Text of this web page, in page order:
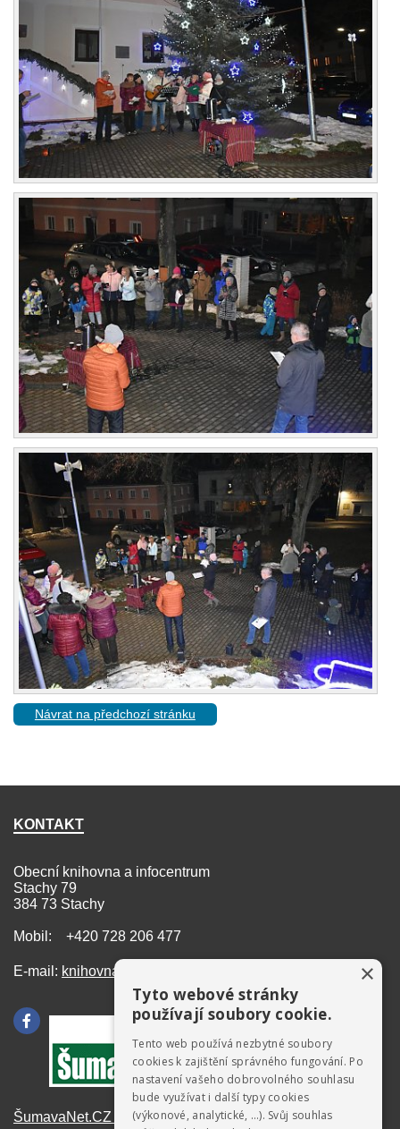
Návrat na předchozí stránku
KONTAKT
Obecní knihovna a infocentrum
Stachy 79
384 73 Stachy
Mobil: +420 728 206 477
E-mail: knihovna@stachy.net
ŠumavaNet.CZ - informace o regionu
×
Tyto webové stránky
používají soubory cookie.
Tento web používá nezbytné soubory
cookies k zajištění správného fungování. Po
nastavení vašeho dobrovolného souhlasu
bude využívat i další typy cookies
(výkonové, analytické, …). Svůj souhlas